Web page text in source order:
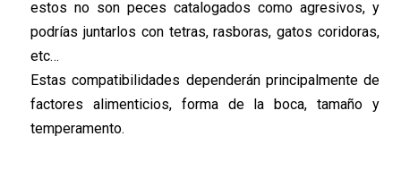
estos no son peces catalogados como agresivos, y
podrías juntarlos con tetras, rasboras, gatos coridoras,
etc…
Estas compatibilidades dependerán principalmente de
factores alimenticios, forma de la boca, tamaño y
temperamento.